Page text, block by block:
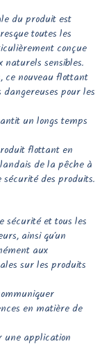
du produit est
toutes les
conçue
sensibles.
ce nouveau flottant
pour les
un longs temps
flottant en
de la pêche à
des produits.
sécurité et tous les
ainsi qu’un
aux
sur les produits
en matière de
une application